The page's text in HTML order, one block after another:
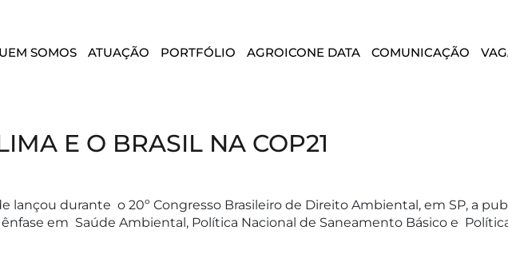
SOMOS ATUAÇÃO PORTFÓLIO AGROICONE DATA COMUNICAÇÃO
E O BRASIL NA COP21
lançou durante o 20º Congresso Brasileiro de Direito Ambiental, em SP, a
em Saúde Ambiental, Política Nacional de Saneamento Básico e